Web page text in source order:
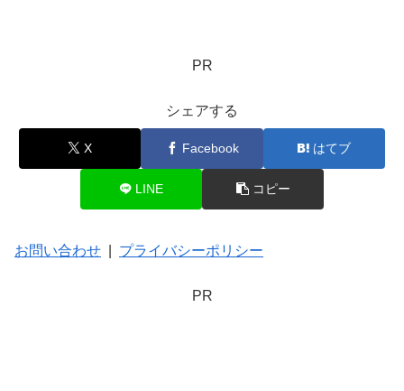
PR
シェアする
X Facebook はてブ
LINE コピー
お問い合わせ プライバシーポリシー
PR